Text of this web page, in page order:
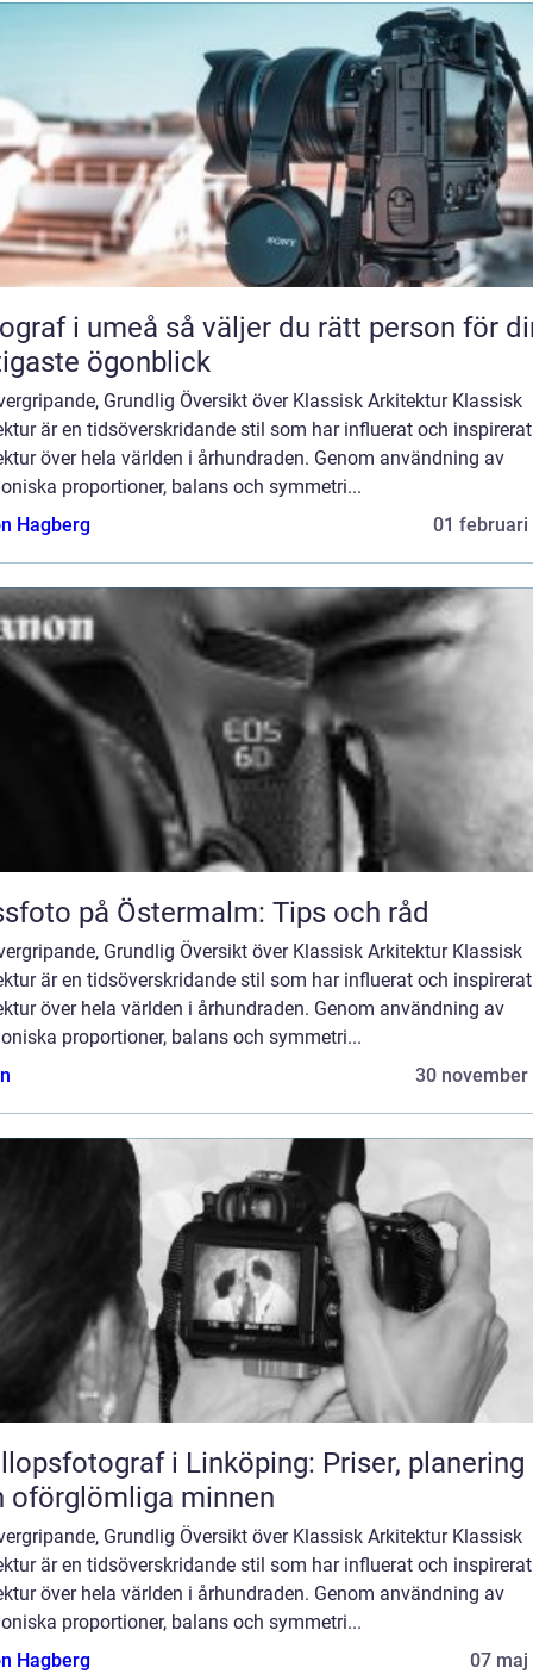
så väljer du rätt person för dina
ögonblick
Grundlig Översikt över Klassisk Arkitektur Klassisk
är en tidsöverskridande stil som har influerat och inspirerat
över hela världen i århundraden. Genom användning av
proportioner, balans och symmetri...
Hagberg
01 februari
på Östermalm: Tips och råd
Grundlig Översikt över Klassisk Arkitektur Klassisk
är en tidsöverskridande stil som har influerat och inspirerat
över hela världen i århundraden. Genom användning av
proportioner, balans och symmetri...
30 november
i Linköping: Priser, planering
oförglömliga minnen
Grundlig Översikt över Klassisk Arkitektur Klassisk
är en tidsöverskridande stil som har influerat och inspirerat
över hela världen i århundraden. Genom användning av
proportioner, balans och symmetri...
Hagberg
07 maj